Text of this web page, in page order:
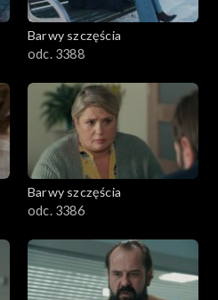
Barwy szczęścia
odc. 3388
Barwy szczęścia
odc. 3386